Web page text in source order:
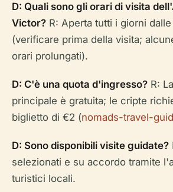
D: Quali sono gli orari di visita
Victor? R: Aperta tutti i giorni
(verificare prima della visita;
orari prolungati).
D: C'è una quota d'ingresso? R:
principale è gratuita; le cripte
biglietto di €2 (nomads-travel-
D: Sono disponibili visite guidate?
selezionati e su accordo tramite
turistici locali.